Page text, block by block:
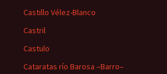
Castillo Vélez-Blanco
Castril
Castulo
Cataratas río Barosa –Barro–